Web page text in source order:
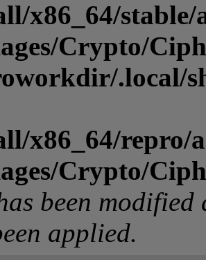
x86_64/
Crypto/
.local/
x86_64/repro/
Crypto/
been
applied.